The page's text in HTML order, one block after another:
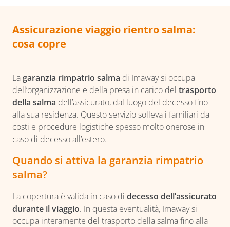
Assicurazione viaggio rientro salma:
cosa copre
Lagaranzia rimpatrio salma di Imaway si occupa
dell’organizzazione e della presa in carico del trasporto
della salma dell’assicurato, dal luogo del decesso fino
alla sua residenza. Questo servizio solleva i familiari da
costi e procedure logistiche spesso molto onerose in
caso di decesso all’estero.
Quando si attiva la garanzia rimpatrio
salma?
La copertura è valida in caso di decesso dell’assicurato
durante il viaggio. In questa eventualità, Imaway si
occupa interamente del trasporto della salma fino alla